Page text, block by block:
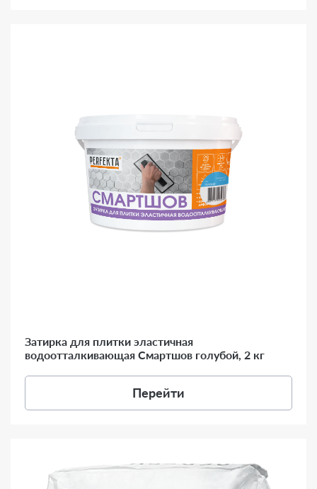
Затирка для плитки эластичная
водоотталкивающая Смартшов голубой, 2 кг
Перейти